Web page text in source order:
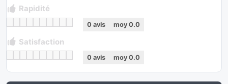
Rapidité
0 avis moy 0.0
Satisfaction
0 avis moy 0.0